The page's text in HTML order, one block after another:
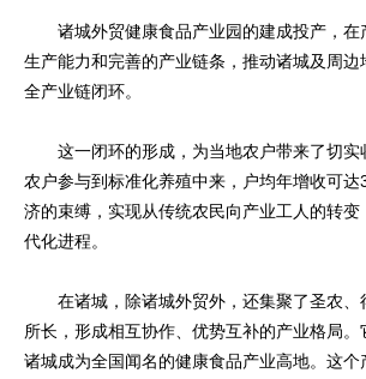
诸城外贸健康食品产业园的建成投产，在
生产能力和完善的产业链条，推动诸城及周
全产业链闭环。
这一闭环的形成，为当地农户带来了切实
农户参与到标准化养殖中来，户均年增收可
济的束缚，实现从传统农民向产业工人的转
代化进程。
在诸城，除诸城外贸外，还集聚了圣农、
所长，形成相互协作、优势互补的产业格局
诸城成为全国闻名的健康食品产业高地。这